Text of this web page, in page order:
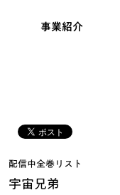
事業紹介
配信中全巻リスト
宇宙兄弟